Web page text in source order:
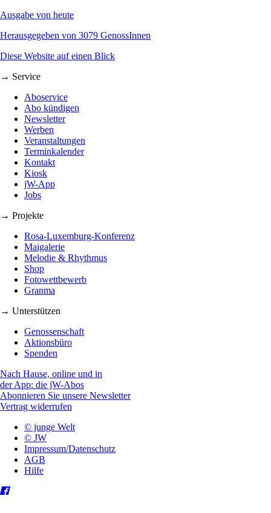
Ausgabe von heute
Herausgegeben von 3079 GenossInnen
Diese Website auf einen Blick
→ Service
Aboservice
Abo kündigen
Newsletter
Werben
Veranstaltungen
Terminkalender
Kontakt
Kiosk
jW-App
Jobs
→ Projekte
Rosa-Luxemburg-Konferenz
Maigalerie
Melodie & Rhythmus
Shop
Fotowettbewerb
Granma
→ Unterstützen
Genossenschaft
Aktionsbüro
Spenden
Nach Hause, online und in
der App: die jW-Abos
Abonnieren Sie unsere Newsletter
Vertrag widerrufen
© junge Welt
© JW
Impressum/Datenschutz
AGB
Hilfe